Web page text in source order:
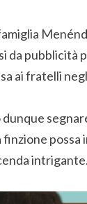
da pubblicità
ai fratelli
finzione
intrigante.